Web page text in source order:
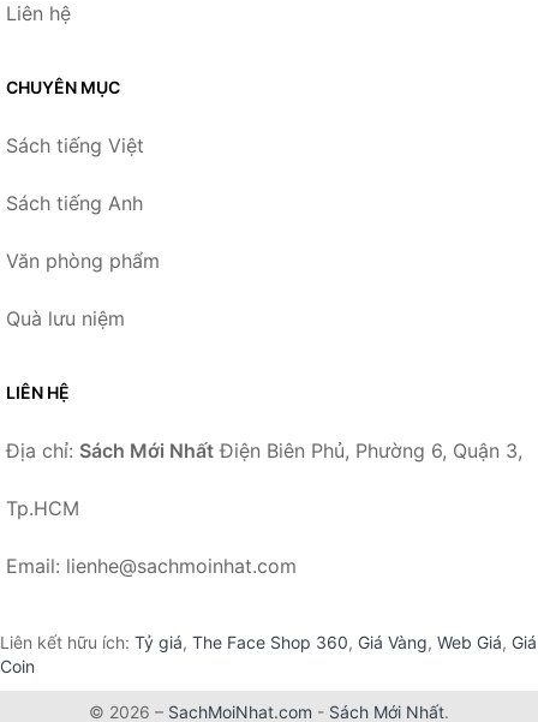
Liên hệ
CHUYÊN MỤC
Sách tiếng Việt
Sách tiếng Anh
Văn phòng phẩm
Quà lưu niệm
LIÊN HỆ
Địa chỉ: Sách Mới Nhất Điện Biên Phủ, Phường 6, Quận 3,
Tp.HCM
Email: lienhe@sachmoinhat.com
Liên kết hữu ích: Tỷ giá, The Face Shop 360, Giá Vàng, Web Giá, Giá
Coin
© 2026 – SachMoiNhat.com - Sách Mới Nhất.